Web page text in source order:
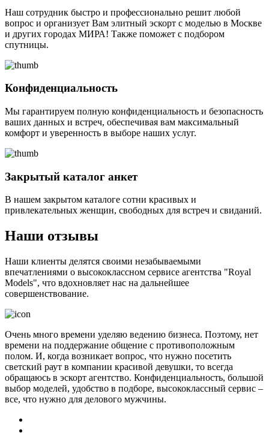
Наш сотрудник быстро и профессионально решит любой
вопрос и организует Вам элитный эскорт с моделью в Москве
и других городах МИРА! Также поможет с подбором
спутницы.
Конфиденциальность
Мы гарантируем полную конфиденциальность и безопасность
ваших данных и встреч, обеспечивая вам максимальный
комфорт и уверенность в выборе наших услуг.
Закрытый каталог анкет
В нашем закрытом каталоге сотни красивых и
привлекательных женщин, свободных для встреч и свиданий.
Наши отзывы
Наши клиенты делятся своими незабываемыми
впечатлениями о высококлассном сервисе агентства "Royal
Models", что вдохновляет нас на дальнейшее
совершенствование.
Очень много времени уделяю ведению бизнеса. Поэтому, нет
времени на поддержание общение с противоположным
полом. И, когда возникает вопрос, что нужно посетить
светский раут в компании красивой девушки, то всегда
обращаюсь в эскорт агентство. Конфиденциальность, большой
выбор моделей, удобство в подборе, высококлассный сервис –
все, что нужно для делового мужчины.